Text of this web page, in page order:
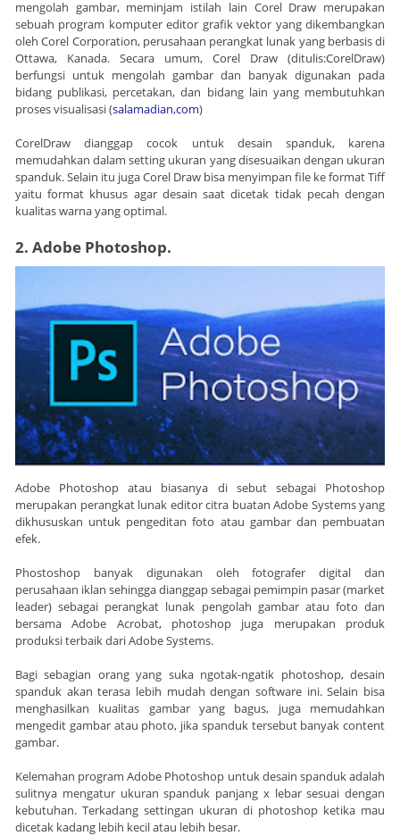
mengolah gambar, meminjam istilah lain Corel Draw merupakan
sebuah program komputer editor grafik vektor yang dikembangkan
oleh Corel Corporation, perusahaan perangkat lunak yang berbasis di
Ottawa, Kanada. Secara umum, Corel Draw (ditulis:CorelDraw)
berfungsi untuk mengolah gambar dan banyak digunakan pada
bidang publikasi, percetakan, dan bidang lain yang membutuhkan
proses visualisasi (salamadian,com)
CorelDraw dianggap cocok untuk desain spanduk, karena
memudahkan dalam setting ukuran yang disesuaikan dengan ukuran
spanduk. Selain itu juga Corel Draw bisa menyimpan file ke format Tiff
yaitu format khusus agar desain saat dicetak tidak pecah dengan
kualitas warna yang optimal.
2. Adobe Photoshop.
Adobe Photoshop atau biasanya di sebut sebagai Photoshop
merupakan perangkat lunak editor citra buatan Adobe Systems yang
dikhususkan untuk pengeditan foto atau gambar dan pembuatan
efek.
Phostoshop banyak digunakan oleh fotografer digital dan
perusahaan iklan sehingga dianggap sebagai pemimpin pasar (market
leader) sebagai perangkat lunak pengolah gambar atau foto dan
bersama Adobe Acrobat, photoshop juga merupakan produk
produksi terbaik dari Adobe Systems.
Bagi sebagian orang yang suka ngotak-ngatik photoshop, desain
spanduk akan terasa lebih mudah dengan software ini. Selain bisa
menghasilkan kualitas gambar yang bagus, juga memudahkan
mengedit gambar atau photo, jika spanduk tersebut banyak content
gambar.
Kelemahan program Adobe Photoshop untuk desain spanduk adalah
sulitnya mengatur ukuran spanduk panjang x lebar sesuai dengan
kebutuhan. Terkadang settingan ukuran di photoshop ketika mau
dicetak kadang lebih kecil atau lebih besar.